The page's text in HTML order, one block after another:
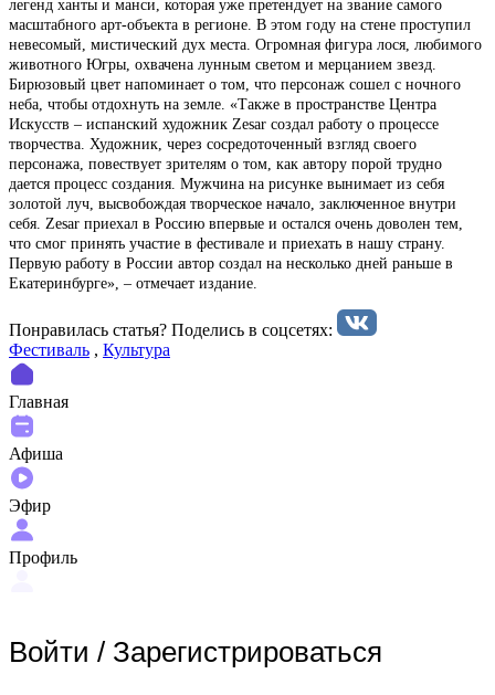
легенд ханты и манси, которая уже претендует на звание самого
масштабного арт-объекта в регионе. В этом году на стене проступил
невесомый, мистический дух места. Огромная фигура лося, любимого
животного Югры, охвачена лунным светом и мерцанием звезд.
Бирюзовый цвет напоминает о том, что персонаж сошел с ночного
неба, чтобы отдохнуть на земле. «Также в пространстве Центра
Искусств – испанский художник Zesar создал работу о процессе
творчества. Художник, через сосредоточенный взгляд своего
персонажа, повествует зрителям о том, как автору порой трудно
дается процесс создания. Мужчина на рисунке вынимает из себя
золотой луч, высвобождая творческое начало, заключенное внутри
себя. Zesar приехал в Россию впервые и остался очень доволен тем,
что смог принять участие в фестивале и приехать в нашу страну.
Первую работу в России автор создал на несколько дней раньше в
Екатеринбурге», – отмечает издание.
Понравилась статья? Поделиcь в соцсетях:
Фестиваль , Культура
Главная
Афиша
Эфир
Профиль
Войти / Зарегистрироваться